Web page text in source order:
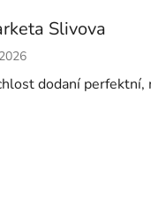
Slivova
obchodu je 5 z 5
dodaní